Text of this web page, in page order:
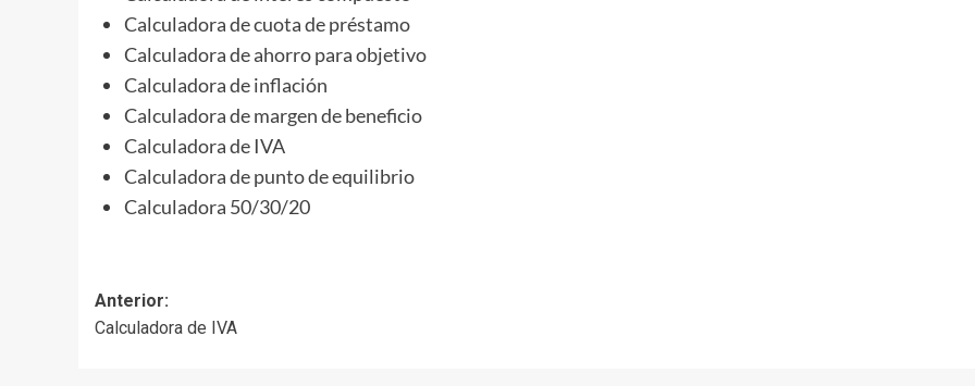
Calculadora de cuota de préstamo
Calculadora de ahorro para objetivo
Calculadora de inflación
Calculadora de margen de beneficio
Calculadora de IVA
Calculadora de punto de equilibrio
Calculadora 50/30/20
Navegación
de
Anterior:
Calculadora de IVA